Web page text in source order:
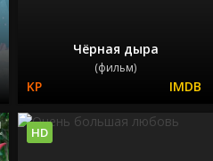
Чёрная дыра
(фильм)
HD